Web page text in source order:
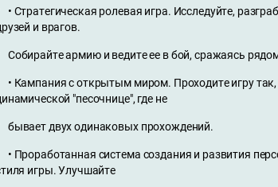
• Стратегическая ролевая игра. Исследуйте,
и врагов.
Собирайте армию и ведите ее в бой, сражаясь
• Кампания с открытым миром. Проходите игру
"песочнице", где не
бывает двух одинаковых прохождений.
• Проработанная система создания и развития
игры. Улучшайте